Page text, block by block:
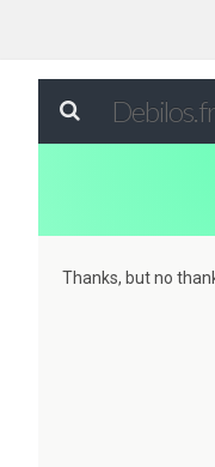
Thanks, but no